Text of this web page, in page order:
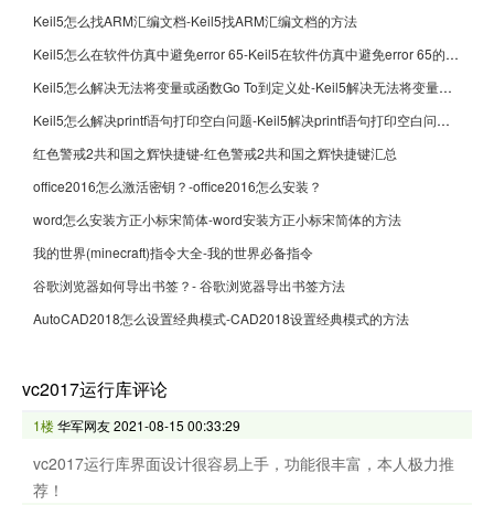
Keil5怎么找ARM汇编文档-Keil5找ARM汇编文档的方法
Keil5怎么在软件仿真中避免error 65-Keil5在软件仿真中避免error 65的方法
Keil5怎么解决无法将变量或函数Go To到定义处-Keil5解决无法将变量或函数Go To到定义处的方法
Keil5怎么解决printf语句打印空白问题-Keil5解决printf语句打印空白问题的方法
红色警戒2共和国之辉快捷键-红色警戒2共和国之辉快捷键汇总
office2016怎么激活密钥？-office2016怎么安装？
word怎么安装方正小标宋简体-word安装方正小标宋简体的方法
我的世界(minecraft)指令大全-我的世界必备指令
谷歌浏览器如何导出书签？- 谷歌浏览器导出书签方法
AutoCAD2018怎么设置经典模式-CAD2018设置经典模式的方法
vc2017运行库评论
1楼华军网友2021-08-15 00:33:29
vc2017运行库界面设计很容易上手，功能很丰富，本人极力推
荐！